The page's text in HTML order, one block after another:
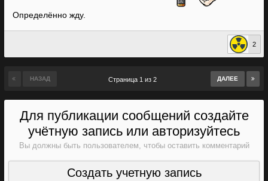
Определённо жду.
2
НАЗАД ДАЛЕЕ
Страница 1 из 2
Для публикации сообщений создайте
учётную запись или авторизуйтесь
Вы должны быть пользователем, чтобы оставить комментарий
Создать учетную запись